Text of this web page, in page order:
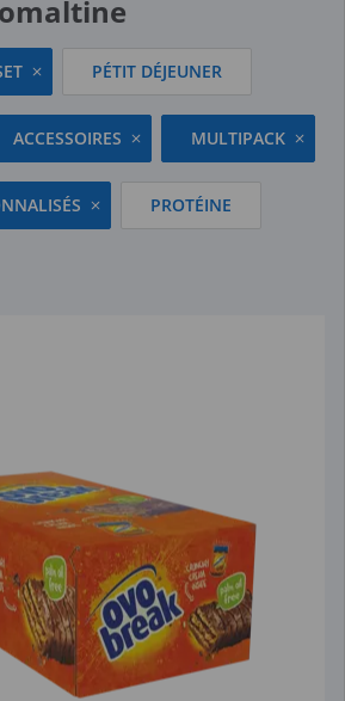
PÉTIT DÉJEUNER
ACCESSOIRES MULTIPACK
PROTÉINE